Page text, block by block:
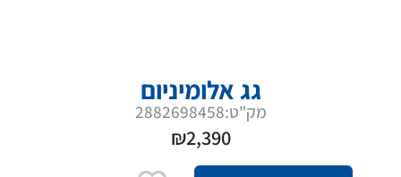
גג אלומיניום
מק"ט:2882698458
₪2,390